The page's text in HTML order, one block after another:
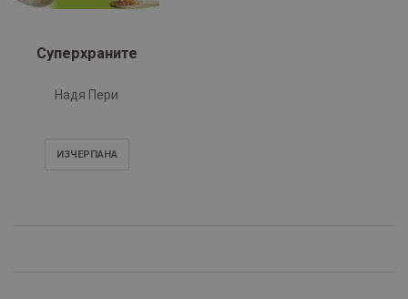
Суперхраните
Надя Пери
ИЗЧЕРПАНA